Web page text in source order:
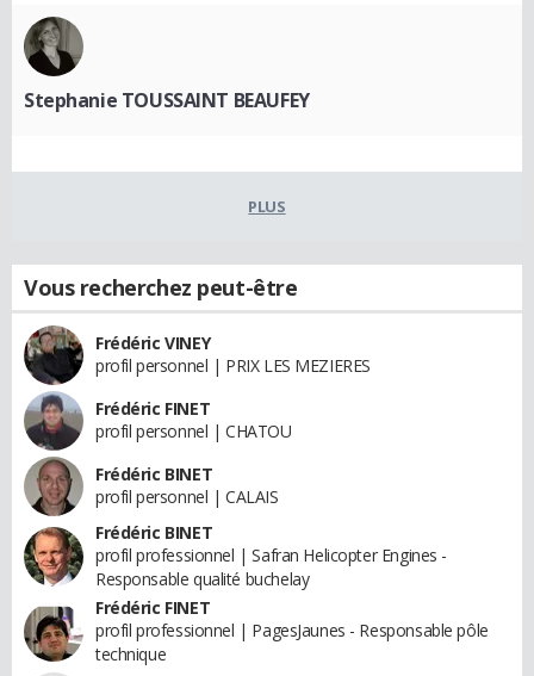
Stephanie TOUSSAINT BEAUFEY
PLUS
Vous recherchez peut-être
Frédéric VINEY
profil personnel | PRIX LES MEZIERES
Frédéric FINET
profil personnel | CHATOU
Frédéric BINET
profil personnel | CALAIS
Frédéric BINET
profil professionnel | Safran Helicopter Engines -
Responsable qualité buchelay
Frédéric FINET
profil professionnel | PagesJaunes - Responsable pôle
technique